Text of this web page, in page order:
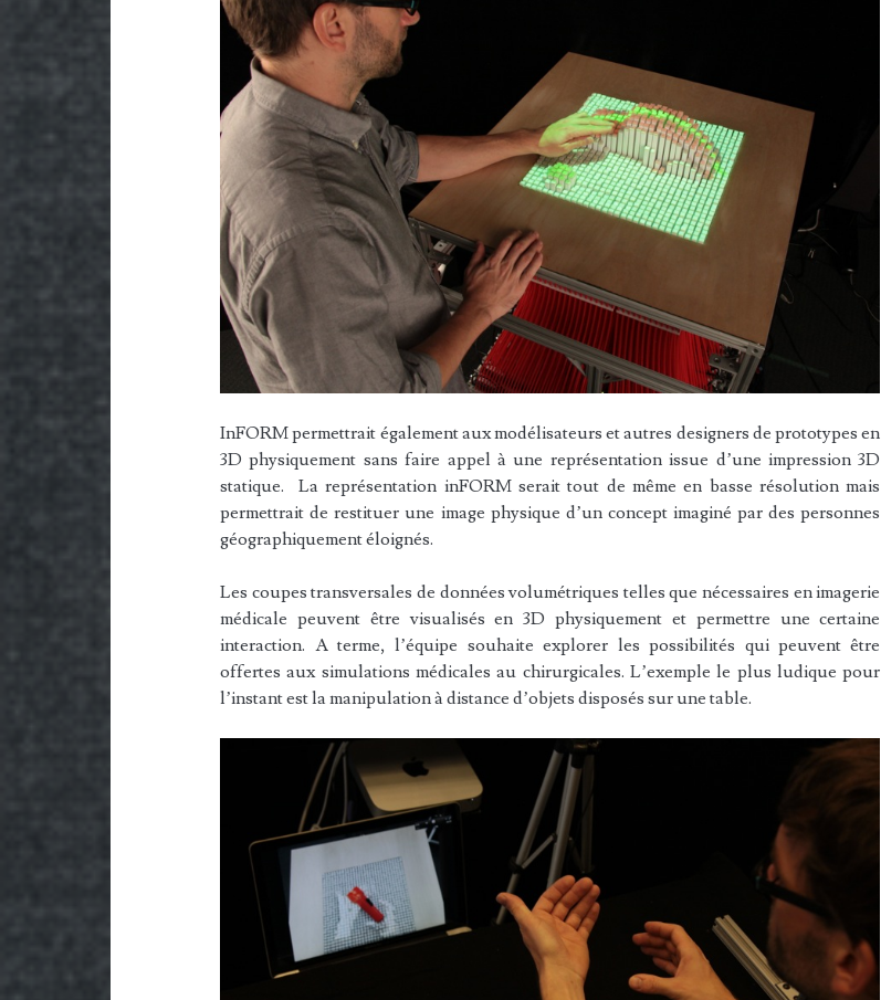
InFORM permettrait également aux modélisateurs et autres designers de prototypes en
3D physiquement sans faire appel à une représentation issue d’une impression 3D
statique. La représentation inFORM serait tout de même en basse résolution mais
permettrait de restituer une image physique d’un concept imaginé par des personnes
géographiquement éloignés.
Les coupes transversales de données volumétriques telles que nécessaires en imagerie
médicale peuvent être visualisés en 3D physiquement et permettre une certaine
interaction. A terme, l’équipe souhaite explorer les possibilités qui peuvent être
offertes aux simulations médicales au chirurgicales. L’exemple le plus ludique pour
l’instant est la manipulation à distance d’objets disposés sur une table.